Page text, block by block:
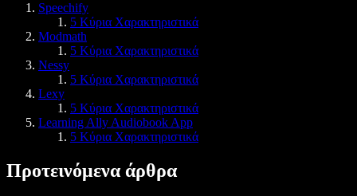
Speechify
5 Κύρια Χαρακτηριστικά
Modmath
5 Κύρια Χαρακτηριστικά
Nessy
5 Κύρια Χαρακτηριστικά
Lexy
5 Κύρια Χαρακτηριστικά
Learning Ally Audiobook App
5 Κύρια Χαρακτηριστικά
Προτεινόμενα άρθρα